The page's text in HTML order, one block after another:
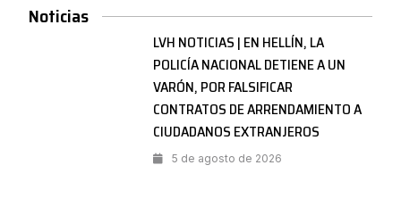
Noticias
LVH NOTICIAS | EN HELLÍN, LA
POLICÍA NACIONAL DETIENE A UN
VARÓN, POR FALSIFICAR
CONTRATOS DE ARRENDAMIENTO A
CIUDADANOS EXTRANJEROS
5 de agosto de 2026